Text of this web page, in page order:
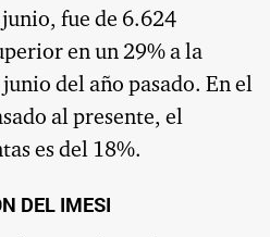
fue de 6.624
en un 29% a la
del año pasado. En el
al presente, el
es del 18%.
DEL IMESI